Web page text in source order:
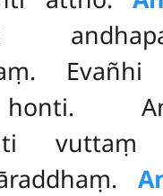
vuttaṃ